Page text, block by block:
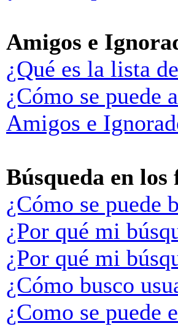
Amigos e
¿Qué es la lista
¿Cómo se puede
Amigos e
Búsqueda en los
¿Cómo se puede
¿Por qué mi
¿Por qué mi
¿Cómo busco
¿Como se puede